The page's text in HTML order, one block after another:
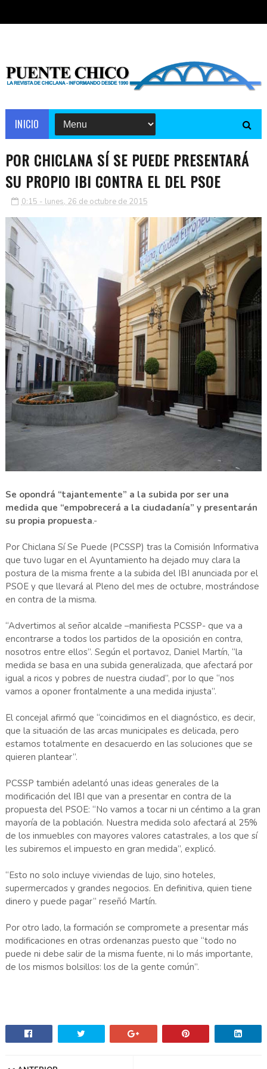
INICIO
POR CHICLANA SÍ SE PUEDE PRESENTARÁ
SU PROPIO IBI CONTRA EL DEL PSOE
0:15 - lunes, 26 de octubre de 2015
Se opondrá “tajantemente” a la subida por ser una
medida que “empobrecerá a la ciudadanía” y presentarán
su propia propuesta.-
Por Chiclana Sí Se Puede (PCSSP) tras la Comisión Informativa
que tuvo lugar en el Ayuntamiento ha dejado muy clara la
postura de la misma frente a la subida del IBI anunciada por el
PSOE y que llevará al Pleno del mes de octubre, mostrándose
en contra de la misma.
“Advertimos al señor alcalde –manifiesta PCSSP- que va a
encontrarse a todos los partidos de la oposición en contra,
nosotros entre ellos”. Según el portavoz, Daniel Martín, “la
medida se basa en una subida generalizada, que afectará por
igual a ricos y pobres de nuestra ciudad”, por lo que “nos
vamos a oponer frontalmente a una medida injusta”.
El concejal afirmó que “coincidimos en el diagnóstico, es decir,
que la situación de las arcas municipales es delicada, pero
estamos totalmente en desacuerdo en las soluciones que se
quieren plantear”.
PCSSP también adelantó unas ideas generales de la
modificación del IBI que van a presentar en contra de la
propuesta del PSOE: “No vamos a tocar ni un céntimo a la gran
mayoría de la población. Nuestra medida solo afectará al 25%
de los inmuebles con mayores valores catastrales, a los que sí
les subiremos el impuesto en gran medida”, explicó.
“Esto no solo incluye viviendas de lujo, sino hoteles,
supermercados y grandes negocios. En definitiva, quien tiene
dinero y puede pagar” reseñó Martín.
Por otro lado, la formación se compromete a presentar más
modificaciones en otras ordenanzas puesto que “todo no
puede ni debe salir de la misma fuente, ni lo más importante,
de los mismos bolsillos: los de la gente común”.